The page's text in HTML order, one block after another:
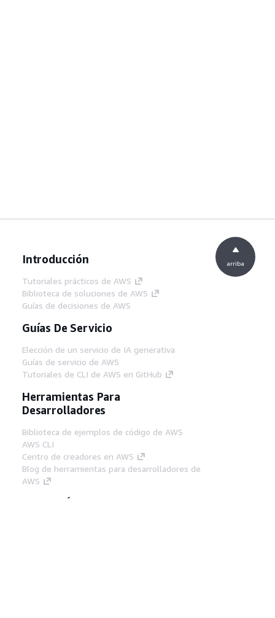
Introducción
Tutoriales prácticos de AWS
Biblioteca de soluciones de AWS
Guías de decisiones de AWS
Guías De Servicio
Elección de un servicio de IA generativa
Guías de servicio de AWS
Tutoriales de CLI de AWS en GitHub
Herramientas Para
Desarrolladores
Biblioteca de ejemplos de código de AWS
AWS CLI
Centro de creadores en AWS
Blog de herramientas para desarrolladores de
AWS
Enlaces Útiles
arriba